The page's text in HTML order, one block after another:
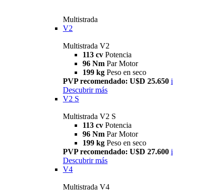
Multistrada
V2
Multistrada V2
113 cv Potencia
96 Nm Par Motor
199 kg Peso en seco
PVP recomendado: U$D 25.650 i
Descubrir más
V2 S
Multistrada V2 S
113 cv Potencia
96 Nm Par Motor
199 kg Peso en seco
PVP recomendado: U$D 27.600 i
Descubrir más
V4
Multistrada V4